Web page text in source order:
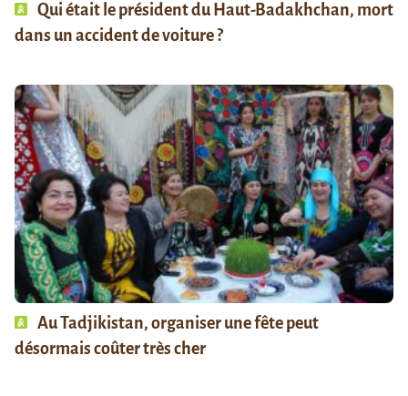
Qui était le président du Haut-Badakhchan, mort
dans un accident de voiture ?
Au Tadjikistan, organiser une fête peut
désormais coûter très cher